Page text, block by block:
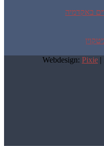
Webdesign: Pixie